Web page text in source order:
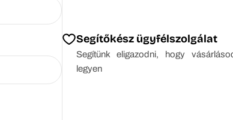
Segítőkész ügyfélszolgálat
Segítünk eligazodni, hogy
legyen